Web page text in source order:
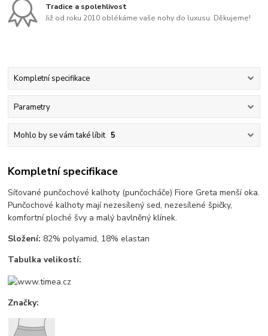
Tradice a spolehlivost
Již od roku 2010 oblékáme vaše nohy do luxusu. Děkujeme!
Kompletní specifikace
Parametry
Mohlo by se vám také líbit 5
Kompletní specifikace
Síťované punčochové kalhoty (punčocháče) Fiore Greta menší oka.
Punčochové kalhoty mají nezesílený sed, nezesílené špičky,
komfortní ploché švy a malý bavlněný klínek.
Složení: 82% polyamid, 18% elastan
Tabulka velikostí:
Značky: